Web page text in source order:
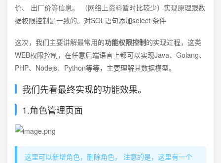
价、 出厂价等信息。 （网络上资料暂时比较少）实现原理跟数
据权限控制是一致的。对SQL语句添加select 条件
这次，我们主要讲解最常用的功能权限控制的实现过程，这类
WEB权限控制，在任意后端语言上都可以实现Java、Golang、
PHP、Nodejs、Python等等，主要理解其数据模型。
我们先看最终实现的功能效果。
1.角色管理页面
这里可以新增角色，删除角色， 注意的是，这里有一个